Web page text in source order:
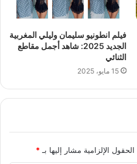
فيلم انطونيو سليمان وليلي المغربية
الجديد 2025: شاهد أجمل مقاطع
الثنائي
15 مايو، 2025
الحقول الإلزامية مشار إليها بـ*